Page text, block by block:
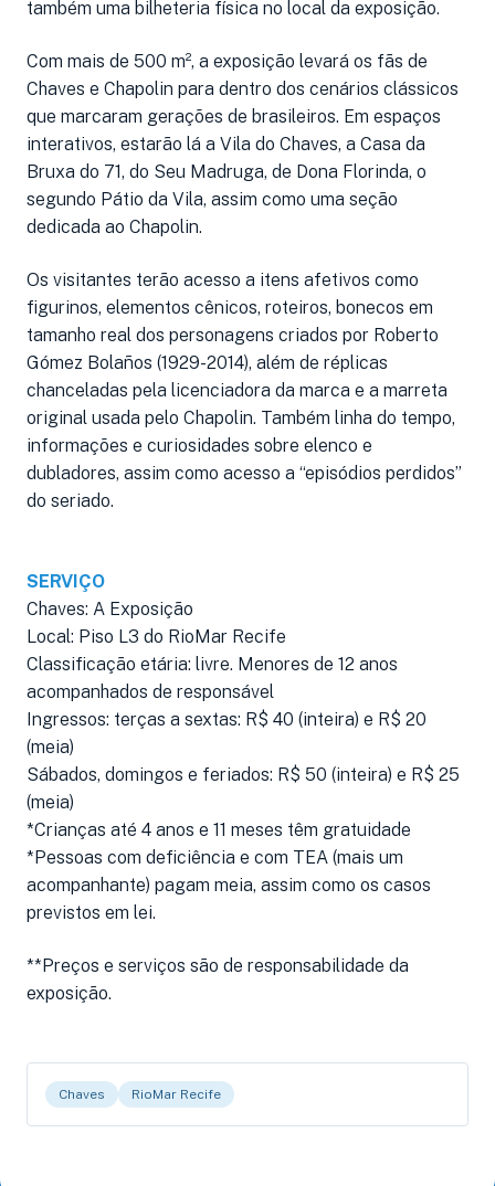
também uma bilheteria física no local da exposição.
Com mais de 500 m², a exposição levará os fãs de
Chaves e Chapolin para dentro dos cenários clássicos
que marcaram gerações de brasileiros. Em espaços
interativos, estarão lá a Vila do Chaves, a Casa da
Bruxa do 71, do Seu Madruga, de Dona Florinda, o
segundo Pátio da Vila, assim como uma seção
dedicada ao Chapolin.
Os visitantes terão acesso a itens afetivos como
figurinos, elementos cênicos, roteiros, bonecos em
tamanho real dos personagens criados por Roberto
Gómez Bolaños (1929-2014), além de réplicas
chanceladas pela licenciadora da marca e a marreta
original usada pelo Chapolin. Também linha do tempo,
informações e curiosidades sobre elenco e
dubladores, assim como acesso a “episódios perdidos”
do seriado.
SERVIÇO
Chaves: A Exposição
Local: Piso L3 do RioMar Recife
Classificação etária: livre. Menores de 12 anos
acompanhados de responsável
Ingressos: terças a sextas: R$ 40 (inteira) e R$ 20
(meia)
Sábados, domingos e feriados: R$ 50 (inteira) e R$ 25
(meia)
*Crianças até 4 anos e 11 meses têm gratuidade
*Pessoas com deficiência e com TEA (mais um
acompanhante) pagam meia, assim como os casos
previstos em lei.
**Preços e serviços são de responsabilidade da
exposição.
Chaves RioMar Recife